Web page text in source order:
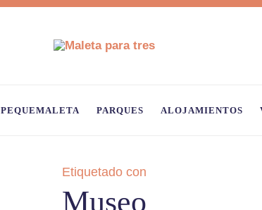
PEQUEMALETA PARQUES ALOJAMIENTOS
Etiquetado con
Museo